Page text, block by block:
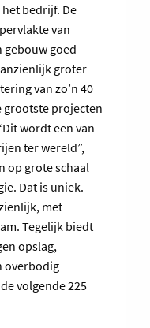
bedrijf. De
van
gebouw goed
groter
van zo’n 40
grootste projecten
wordt een van
ter wereld”,
op grote schaal
Dat is uniek.
met
Tegelijk biedt
opslag,
overbodig
volgende 225